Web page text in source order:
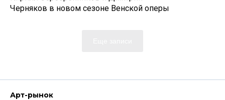
Черняков в новом сезоне Венской оперы
Арт-рынок